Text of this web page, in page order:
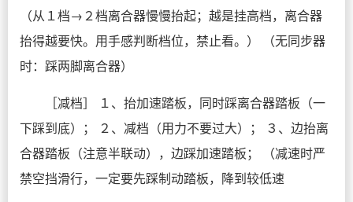
（从１档→２档离合器慢慢抬起；越是挂高档，离合器
抬得越要快。用手感判断档位，禁止看。） （无同步器
时：踩两脚离合器）
［减档］ １、抬加速踏板，同时踩离合器踏板（一
下踩到底）； ２、减档（用力不要过大）； ３、边抬离
合器踏板（注意半联动），边踩加速踏板； （减速时严
禁空挡滑行，一定要先踩制动踏板，降到较低速